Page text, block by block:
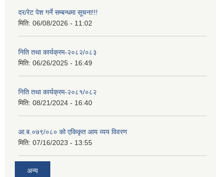
दर/रेट पेश गर्ने सम्बन्धमा सूचना!!!
मिति: 06/08/2026 - 11:02
निति तथा कार्यक्रम-२०८२/०८३
मिति: 06/26/2025 - 16:49
निति तथा कार्यक्रम-२०८१/०८२
मिति: 08/21/2024 - 16:40
आ.ब.०७९/०८० को एकिकृत आय व्यय विवरण
मिति: 07/16/2023 - 13:55
अन्य